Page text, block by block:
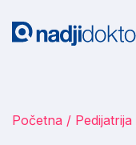
Početna Pedijatrija